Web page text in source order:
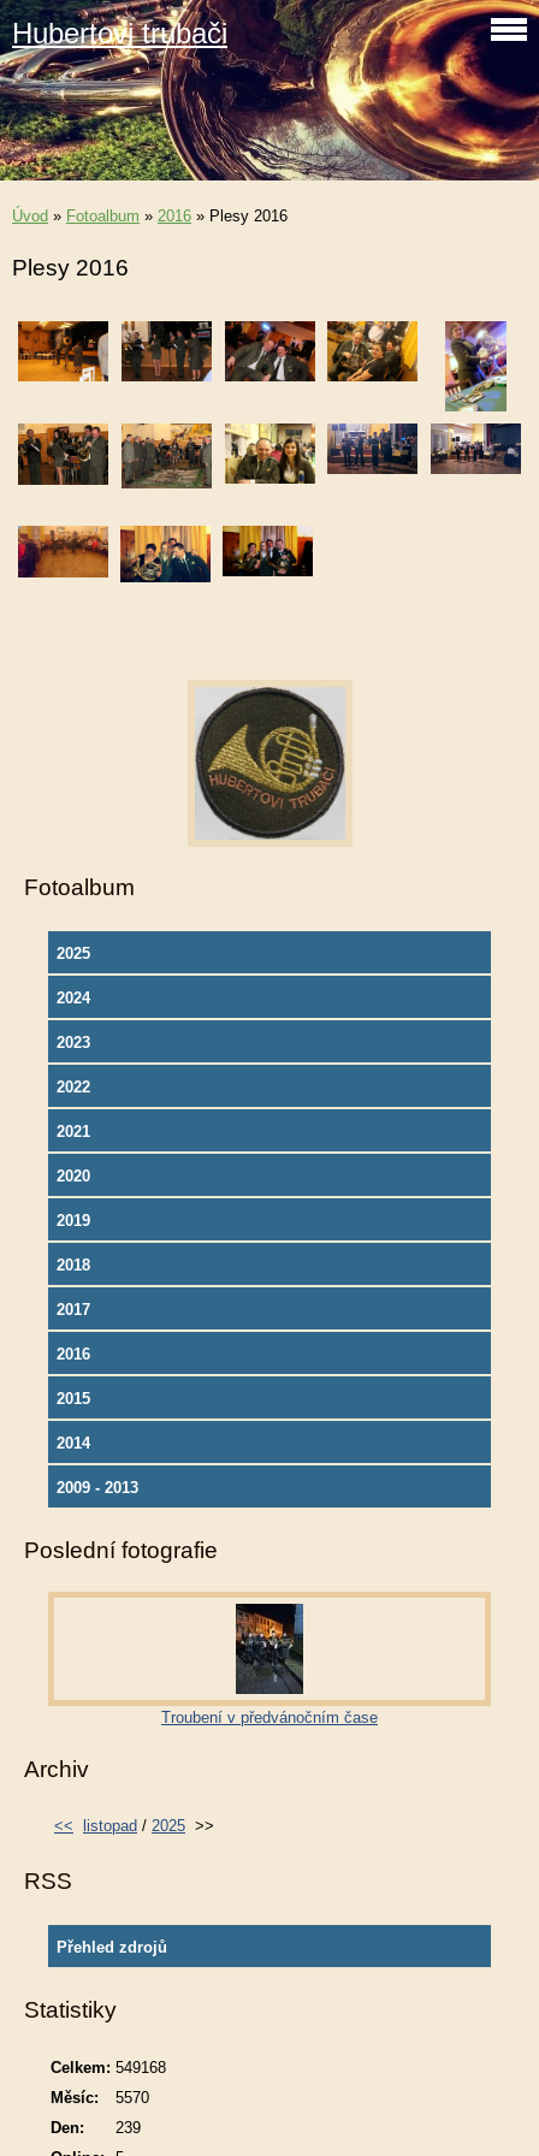
Hubertovi trubači
Úvod » Fotoalbum » 2016 » Plesy 2016
Plesy 2016
Fotoalbum
2025
2024
2023
2022
2021
2020
2019
2018
2017
2016
2015
2014
2009 - 2013
Poslední fotografie
Troubení v předvánočním čase
Archiv
<< listopad / 2025 >>
RSS
Přehled zdrojů
Statistiky
Celkem: 549168
Měsíc:
5570
Den:
239